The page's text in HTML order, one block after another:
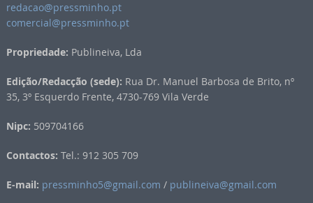
redacao@pressminho.pt
comercial@pressminho.pt
Propriedade: Publineiva, Lda
Edição/Redacção (sede): Rua Dr. Manuel Barbosa de Brito, nº
35, 3º Esquerdo Frente, 4730-769 Vila Verde
Nipc: 509704166
Contactos: Tel.: 912 305 709
E-mail: pressminho5@gmail.com / publineiva@gmail.com